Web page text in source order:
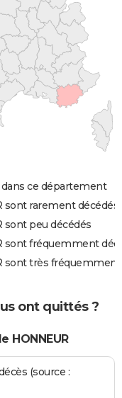
ce département
rarement décédés
sont peu décédés
sont fréquemment
sont très fréquemment
ont quittés ?
HONNEUR
(source :